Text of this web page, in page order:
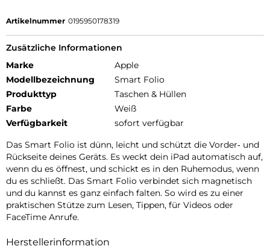
Artikelnummer 0195950178319
Zusätzliche Informationen
Marke
Apple
Modellbezeichnung
Smart Folio
Produkttyp
Taschen & Hüllen
Farbe
Weiß
Verfügbarkeit
sofort verfügbar
Das Smart Folio ist dünn, leicht und schützt die Vorder‑ und
Rückseite deines Geräts. Es weckt dein iPad auto­matisch auf,
wenn du es öffnest, und schickt es in den Ruhemodus, wenn
du es schließt. Das Smart Folio verbindet sich magnetisch
und du kannst es ganz einfach falten. So wird es zu einer
praktischen Stütze zum Lesen, Tippen, für Videos oder
FaceTime Anrufe.
Herstellerinformation